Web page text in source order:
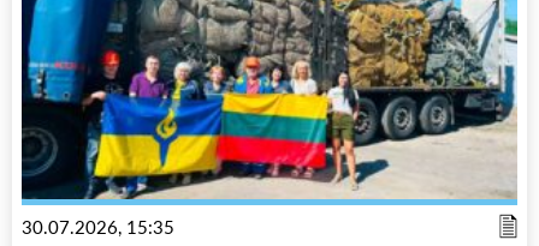
30.07.2026, 15:35